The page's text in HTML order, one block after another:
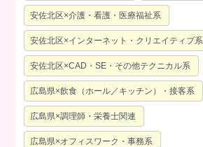
安佐北区×介護・看護・医療福祉系
安佐北区×インターネット・クリエイティブ系
安佐北区×CAD・SE・その他テクニカル系
広島県×飲食（ホール／キッチン）・接客系
広島県×調理師・栄養士関連
広島県×オフィスワーク・事務系